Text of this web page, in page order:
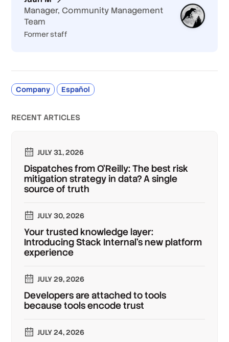
Manager, Community Management
Team
Former staff
Company Español
RECENT ARTICLES
JULY 31, 2026
Dispatches from O'Reilly: The best risk
mitigation strategy in data? A single
source of truth
JULY 30, 2026
Your trusted knowledge layer:
Introducing Stack Internal's new platform
experience
JULY 29, 2026
Developers are attached to tools
because tools encode trust
JULY 24, 2026